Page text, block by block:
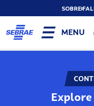
SOBRE
MENU
Explore